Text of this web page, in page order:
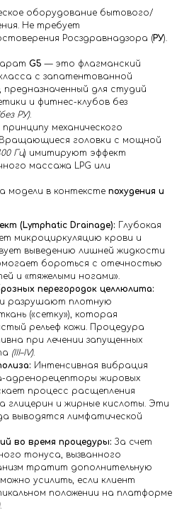
оборудование бытового/
Не требует
Росздравнадзора (РУ).
G5 — это флагманский
с запатентованной
, предназначенный для студий
и фитнес-клубов без
РУ).
механического
Вращающиеся головки с мощной
Гц) имитируют эффект
массажа LPG или
модели в контексте похудения и
(Lymphatic Drainage): Глубокая
микроциркуляцию крови и
выведению лишней жидкости
бороться с отечностью
и «тяжелыми ногами».
перегородок целлюлита:
разрушают плотную
(«сетку»), которая
рельеф кожи. Процедура
при лечении запущенных
(III–IV).
Интенсивная вибрация
адренорецепторы жировых
процесс расщепления
глицерин и жирные кислоты. Эти
выводятся лимфатической
во время процедуры: За счет
тонуса, вызванного
тратит дополнительную
усилить, если клиент
положении на платформе
.